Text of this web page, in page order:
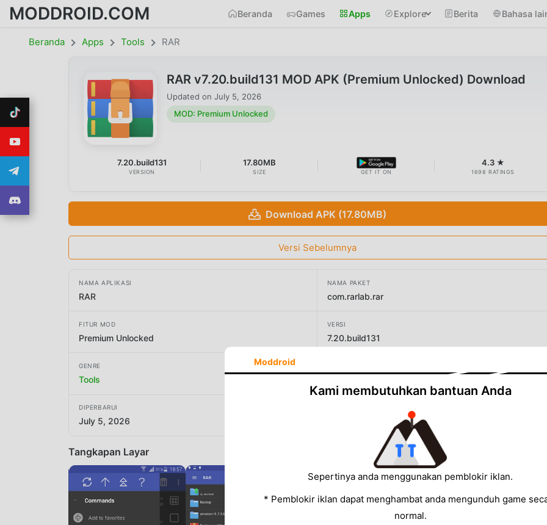
MODDROID.COM Beranda Games Apps Explore Berita Bahasa
Beranda Apps Tools RAR
RAR v7.20.build131 MOD APK (Premium Unlocked) Download
Updated on July 5, 2026
MOD: Premium Unlocked
7.20.build131
VERSION
17.80MB
SIZE GET IT ON
4.3 ★
1698 RATINGS
Download APK (17.80MB)
Versi Sebelumnya
NAMA APLIKASI
RAR
NAMA PAKET
com.rarlab.rar
FITUR MOD
Premium Unlocked
VERSI
7.20.build131
GENRE
Tools
DIPERBARUI
July 5, 2026
Tangkapan Layar
Moddroid
Kami membutuhkan bantuan Anda
Sepertinya anda menggunakan pemblokir iklan.
* Pemblokir iklan dapat menghambat anda mengunduh game
normal.